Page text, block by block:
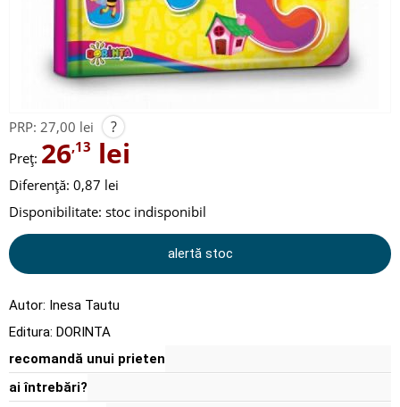
PRP: 27,00 lei ?
Preț: 26,13 lei
Diferență: 0,87 lei
Disponibilitate: stoc indisponibil
alertă stoc
Autor: Inesa Tautu
Editura: DORINTA
recomandă unui prieten
ai întrebări?